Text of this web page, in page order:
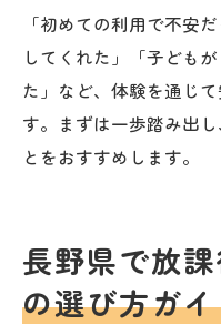
「初めての利用で不安
してくれた」「子ども
た」など、体験を通じ
す。まずは一歩踏み出
とをおすすめします。
長野県で放
の選び方ガ